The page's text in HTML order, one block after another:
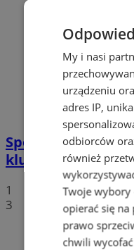
Sportowe
klubów
1
3
My i nasi
urządzeniu
adres IP,
odbiorców
również
Twoje wybory
opierać się
prawo
chwili